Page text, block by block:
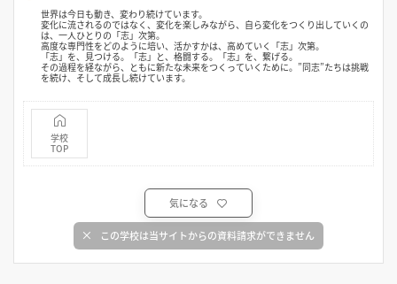
世界は今日も動き、変わり続けています。
変化に流されるのではなく、変化を楽しみながら、自ら変化をつくり出していくの
は、一人ひとりの「志」次第。
高度な専門性をどのように培い、活かすかは、高めていく「志」次第。
「志」を、見つける。「志」と、格闘する。「志」を、繋げる。
その過程を経ながら、ともに新たな未来をつくっていくために。”同志”たちは挑戦
を続け、そして成長し続けています。
学校
TOP
気になる
この学校は当サイトからの資料請求ができません